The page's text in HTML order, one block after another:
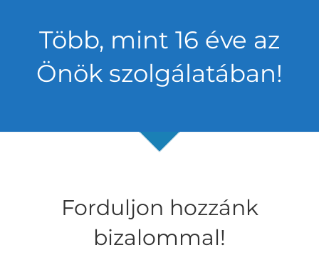
Több, mint 16 éve az
Önök szolgálatában!
Forduljon hozzánk
bizalommal!